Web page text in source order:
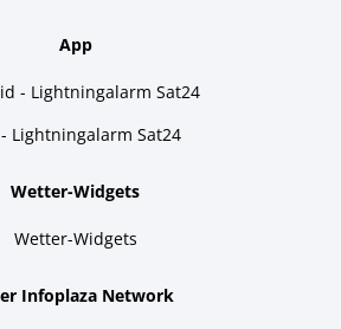
App
- Lightningalarm Sat24
- Lightningalarm Sat24
Wetter-Widgets
Wetter-Widgets
Infoplaza Network